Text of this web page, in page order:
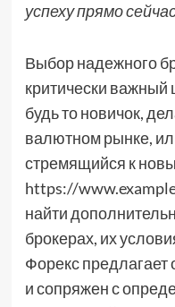
успеху прямо
Выбор надежного
критически
будь то новичок,
валютном рынке,
стремящийся к
https://
найти
брокерах, их
Форекс предлагает
и сопряжен с